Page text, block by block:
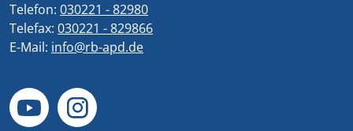
Telefon: 030221 - 82980
Telefax: 030221 - 829866
E-Mail: info@rb-apd.de